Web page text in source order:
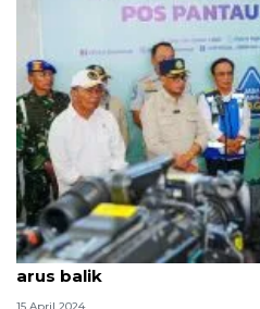
Polri siapkan jalur arteri
arus balik